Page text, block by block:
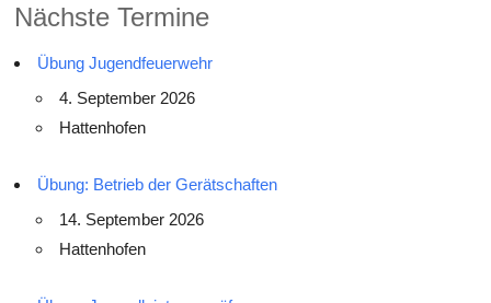
Nächste Termine
Übung Jugendfeuerwehr
4. September 2026
Hattenhofen
Übung: Betrieb der Gerätschaften
14. September 2026
Hattenhofen